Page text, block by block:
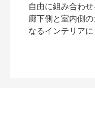
自由に組み合わせ
廊下側と室内側
なるインテリアに